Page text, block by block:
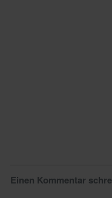
Einen Kommentar